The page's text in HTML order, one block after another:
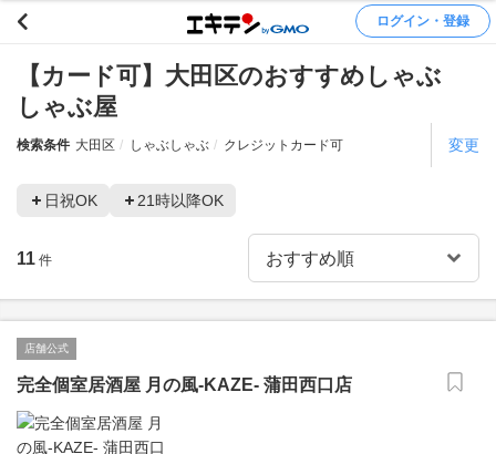
ログイン・登録
【カード可】大田区のおすすめしゃぶ
しゃぶ屋
検索条件 大田区 しゃぶしゃぶ クレジットカード可 変更
日祝OK 21時以降OK
11 件
店舗公式
完全個室居酒屋 月の風‐KAZE‐ 蒲田西口店